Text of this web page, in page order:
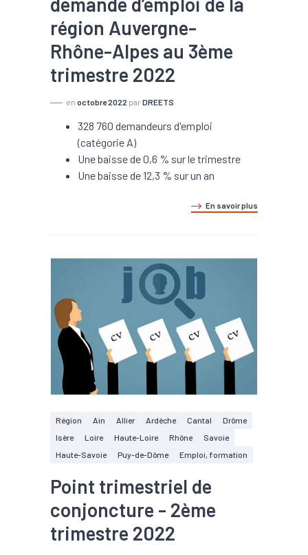
région Auvergne-
Rhône-Alpes au 3ème
trimestre 2022
en octobre 2022 par DREETS
328 760 demandeurs d'emploi
(catégorie A)
Une baisse de 0,6 % sur le trimestre
Une baisse de 12,3 % sur un an
En savoir plus
Région Ain Allier Ardèche Cantal
Drôme
Isère
Loire Haute-Loire Rhône
Savoie
Haute-Savoie
Puy-de-Dôme Emploi, formation
Point trimestriel de
conjoncture - 2ème
trimestre 2022